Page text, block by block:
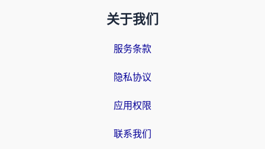
关于我们
服务条款
隐私协议
应用权限
联系我们